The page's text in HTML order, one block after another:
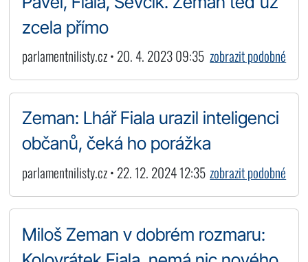
zcela přímo
parlamentnilisty.cz • 20. 4. 2023 09:35 zobrazit podobné
Zeman: Lhář Fiala urazil inteligenci
občanů, čeká ho porážka
parlamentnilisty.cz • 22. 12. 2024 12:35 zobrazit podobné
Miloš Zeman v dobrém rozmaru: